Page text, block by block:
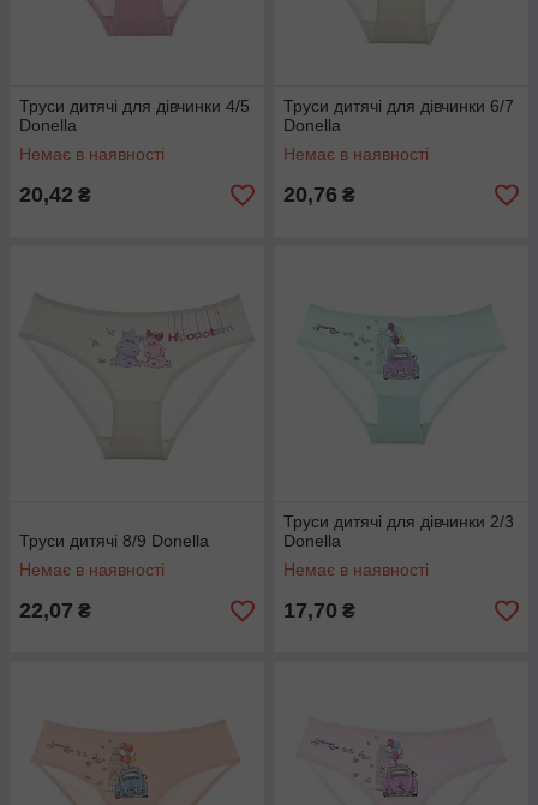
Труси дитячі для дівчинки 4/5
Donella
Немає в наявності
20,42 ₴
Труси дитячі для дівчинки 6/7
Donella
Немає в наявності
20,76 ₴
Труси дитячі 8/9 Donella
Немає в наявності
22,07 ₴
Труси дитячі для дівчинки 2/3
Donella
Немає в наявності
17,70 ₴